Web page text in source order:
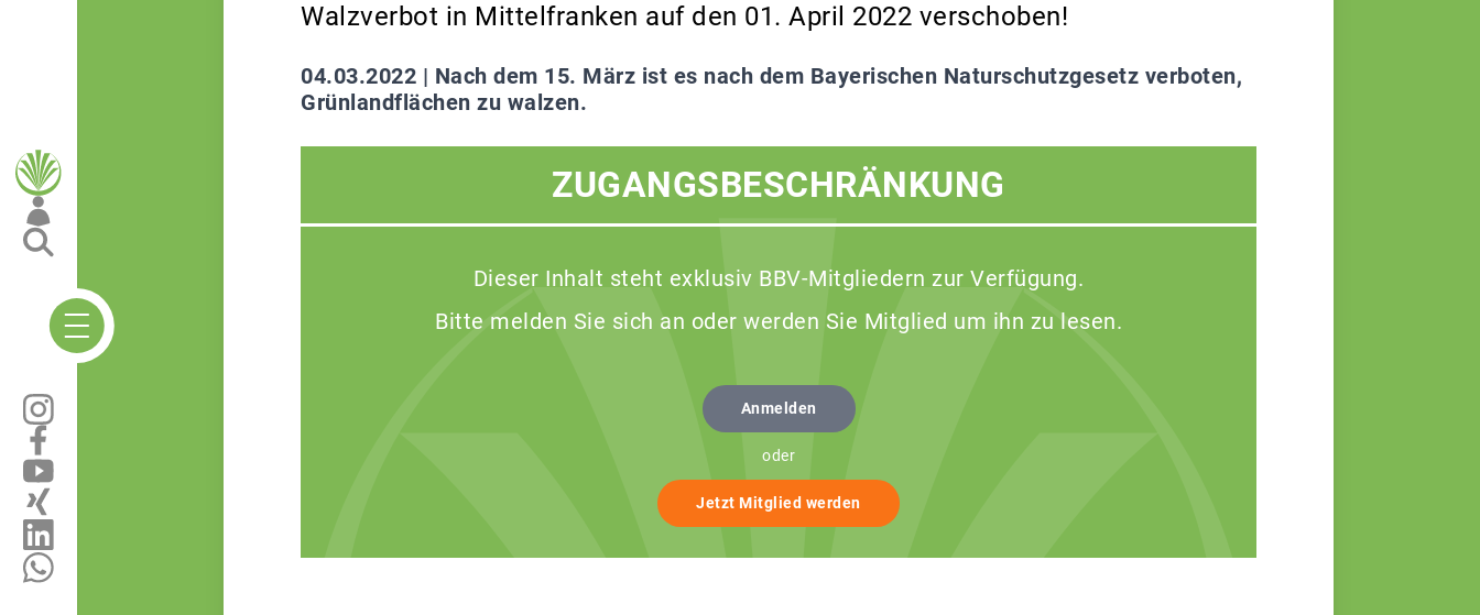
Walzverbot in Mittelfranken auf den 01. April 2022 verschoben!
04.03.2022 | Nach dem 15. März ist es nach dem Bayerischen Naturschutzgesetz verboten,
Grünlandflächen zu walzen.
ZUGANGSBESCHRÄNKUNG
Dieser Inhalt steht exklusiv BBV-Mitgliedern zur Verfügung.
Bitte melden Sie sich an oder werden Sie Mitglied um ihn zu lesen.
Anmelden
oder
Jetzt Mitglied werden